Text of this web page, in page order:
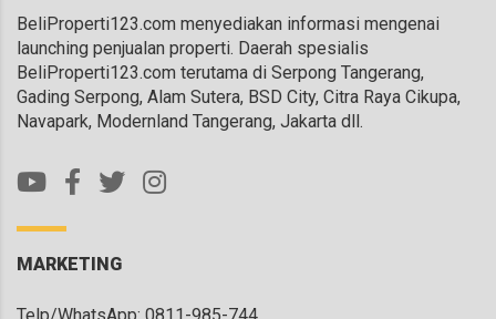
BeliProperti123.com menyediakan informasi mengenai
launching penjualan properti. Daerah spesialis
BeliProperti123.com terutama di Serpong Tangerang,
Gading Serpong, Alam Sutera, BSD City, Citra Raya Cikupa,
Navapark, Modernland Tangerang, Jakarta dll.
MARKETING